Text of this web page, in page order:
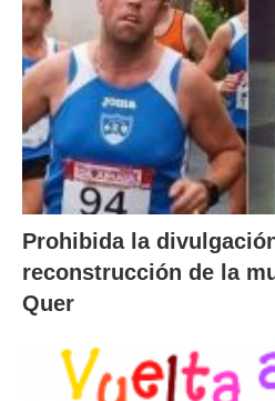
Prohibida la
reconstrucción de la
Quer